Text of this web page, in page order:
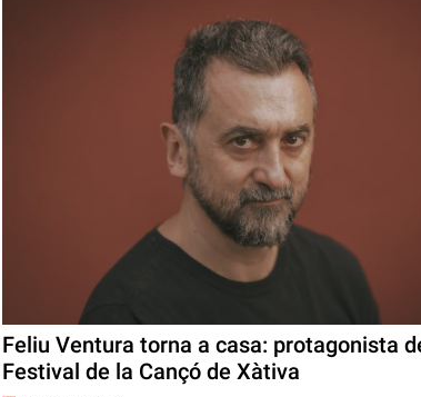
Feliu Ventura torna a casa: protagonista
Festival de la Cançó de Xàtiva